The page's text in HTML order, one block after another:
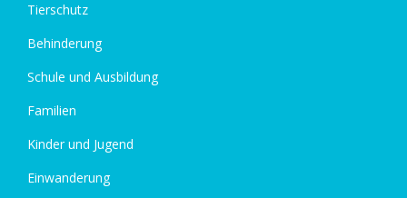
Tierschutz
Behinderung
Schule und Ausbildung
Familien
Kinder und Jugend
Einwanderung